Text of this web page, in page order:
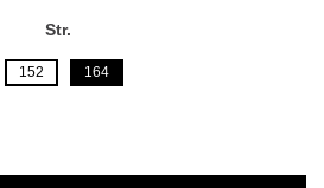
Str.
152 164